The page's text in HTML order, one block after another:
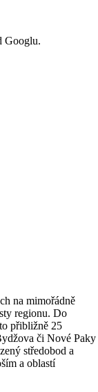
Googlu.
na mimořádně
regionu. Do
přibližně 25
či Nové Paky
středobod a
a oblastí